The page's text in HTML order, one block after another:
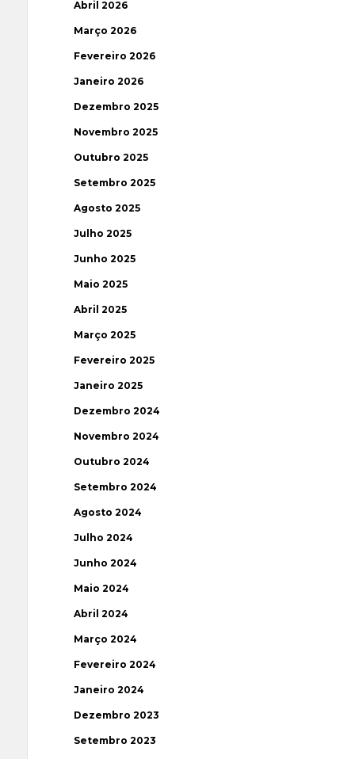
Abril 2026
Março 2026
Fevereiro 2026
Janeiro 2026
Dezembro 2025
Novembro 2025
Outubro 2025
Setembro 2025
Agosto 2025
Julho 2025
Junho 2025
Maio 2025
Abril 2025
Março 2025
Fevereiro 2025
Janeiro 2025
Dezembro 2024
Novembro 2024
Outubro 2024
Setembro 2024
Agosto 2024
Julho 2024
Junho 2024
Maio 2024
Abril 2024
Março 2024
Fevereiro 2024
Janeiro 2024
Dezembro 2023
Setembro 2023